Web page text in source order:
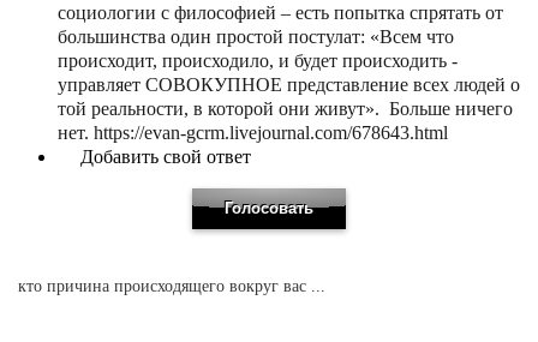
социологии с философией – есть попытка спрятать от
большинства один простой постулат: «Всем что
происходит, происходило, и будет происходить -
управляет СОВОКУПНОЕ представление всех людей о
той реальности, в которой они живут». Больше ничего
нет. https://evan-gcrm.livejournal.com/678643.html
Добавить свой ответ
кто причина происходящего вокруг вас ...